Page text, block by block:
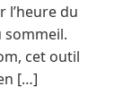
l’heure du
sommeil.
cet outil
[…]